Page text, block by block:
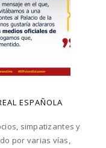
ESPAÑOLA
simpatizantes y
por varias vías,